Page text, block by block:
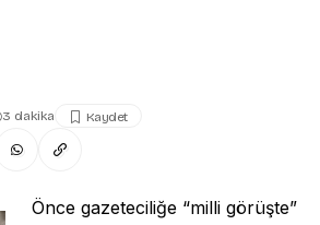
3 dakika
Önce gazeteciliğe “milli görüşte”